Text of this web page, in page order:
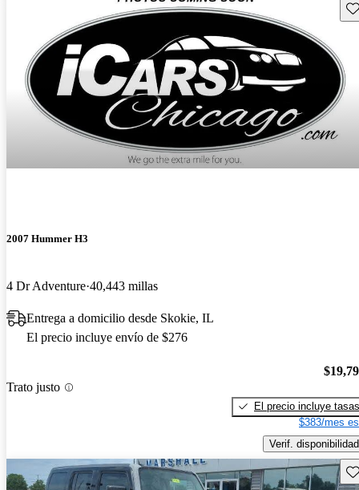
2007 Hummer H3
4 Dr Adventure 40,443 millas
Entrega a domicilio desde Skokie, IL
El precio incluye envío de $276
Trato justo
El precio incluye tasas
$383/mes
Verif. disponibilidad